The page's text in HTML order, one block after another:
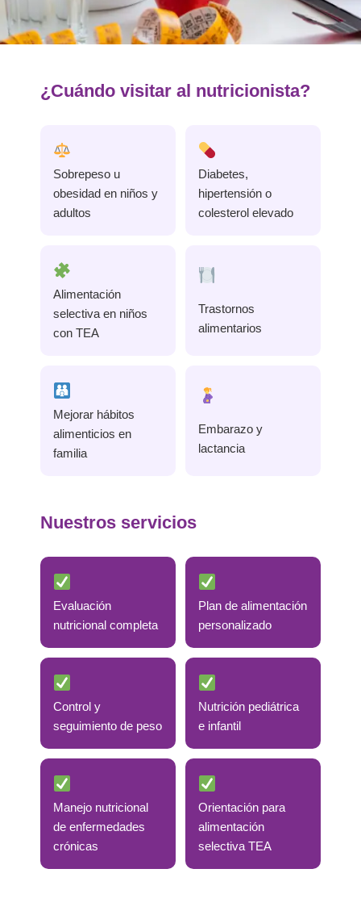
¿Cuándo visitar al nutricionista?
Sobrepeso u
obesidad en niños y
adultos
Diabetes,
hipertensión o
colesterol elevado
Alimentación
selectiva en niños
con TEA
Trastornos
alimentarios
Mejorar hábitos
alimenticios en
familia
Embarazo y
lactancia
Nuestros servicios
Evaluación
nutricional completa
Plan de alimentación
personalizado
Control y
seguimiento de peso
Nutrición pediátrica
e infantil
Manejo nutricional
de enfermedades
crónicas
Orientación para
alimentación
selectiva TEA